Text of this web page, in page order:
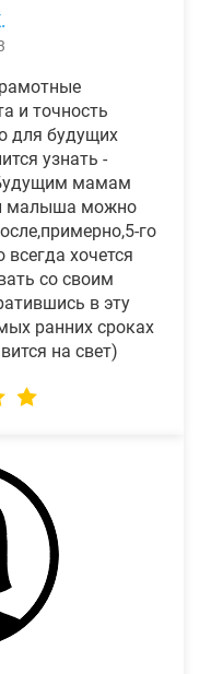
и точность
для будущих
узнать -
мамам
малыша можно
го
хочется
со своим
в эту
ранних сроках
на свет)